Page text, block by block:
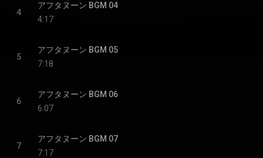
4
アフタヌーン BGM 04
4:17
5
アフタヌーン BGM 05
7:18
6
アフタヌーン BGM 06
6:07
7
アフタヌーン BGM 07
7:17